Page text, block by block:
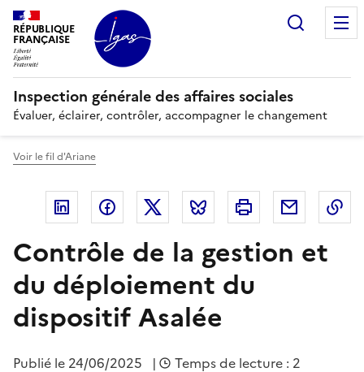
Panneau de gestion des cookies
RÉPUBLIQUE
FRANÇAISE
Inspection générale des affaires sociales
Évaluer, éclairer, contrôler, accompagner le changement
Voir le fil d'Ariane
Linkedin FacebookTwitter Bluesky Imprimer Courriel
Contrôle de la gestion et
du déploiement du
dispositif Asalée
Publié le 24/06/2025 |
Temps de lecture : 2